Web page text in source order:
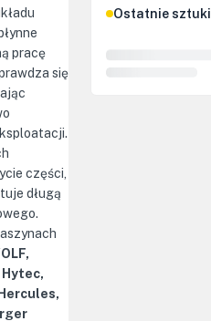
pracę
się
części,
długą
Ostatnie sztuki